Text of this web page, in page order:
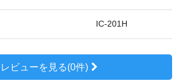
IC-201H
レビューを見る(0件)